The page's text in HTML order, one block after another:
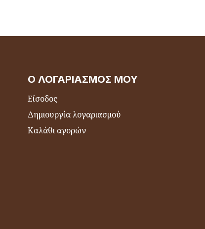
Ο ΛΟΓΑΡΙΑΣΜΌΣ ΜΟΥ
Είσοδος
Δημιουργία λογαριασμού
Καλάθι αγορών